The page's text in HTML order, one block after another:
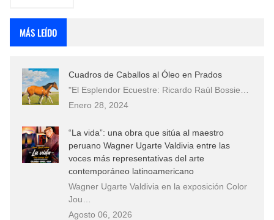
MÁS LEÍDO
Cuadros de Caballos al Óleo en Prados
"El Esplendor Ecuestre: Ricardo Raúl Bossie…
Enero 28, 2024
“La vida”: una obra que sitúa al maestro
peruano Wagner Ugarte Valdivia entre las
voces más representativas del arte
contemporáneo latinoamericano
Wagner Ugarte Valdivia en la exposición Color
Jou…
Agosto 06, 2026